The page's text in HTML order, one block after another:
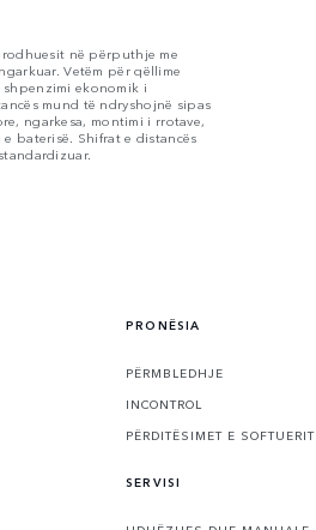
në përputhje me
Vetëm për qëllime
ekonomik i
mund të ndryshojnë sipas
ngarkesa, montimi i rrotave,
baterisë. Shifrat e distancës
PRONËSIA
PËRMBLEDHJE
INCONTROL
PËRDITËSIMET E SOFTUERIT
SERVISI